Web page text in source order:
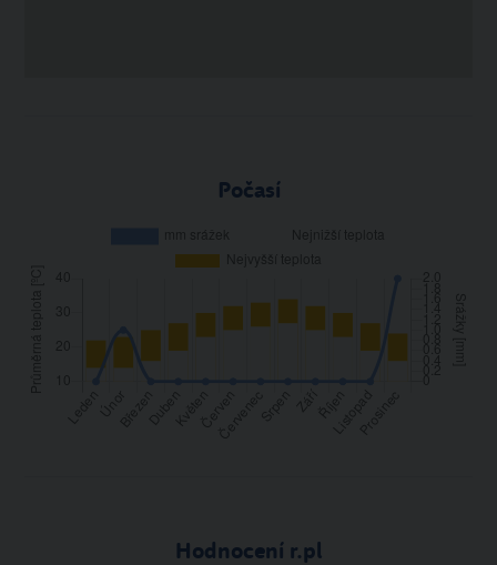
Počasí
Hodnocení r.pl